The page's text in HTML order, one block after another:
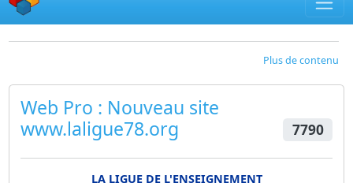
Plus de contenu
Web Pro : Nouveau site
www.laligue78.org
7790
LA LIGUE DE L'ENSEIGNEMENT